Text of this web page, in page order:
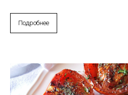
Подробнее